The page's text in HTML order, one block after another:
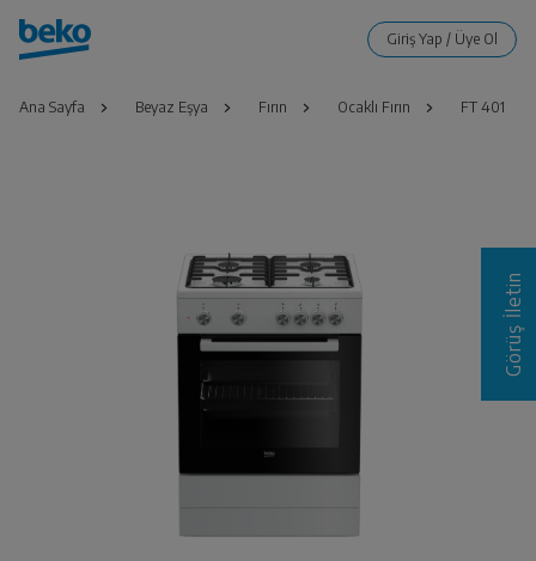
Ana Sayfa Beyaz Eşya Fırın Ocaklı Fırın FT 401
Görüş İletin